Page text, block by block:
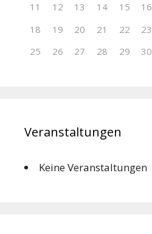
11
12 13 14 15 16
18
19 20 21 22 23
25
26 27 28 29 30
Veranstaltungen
Keine Veranstaltungen